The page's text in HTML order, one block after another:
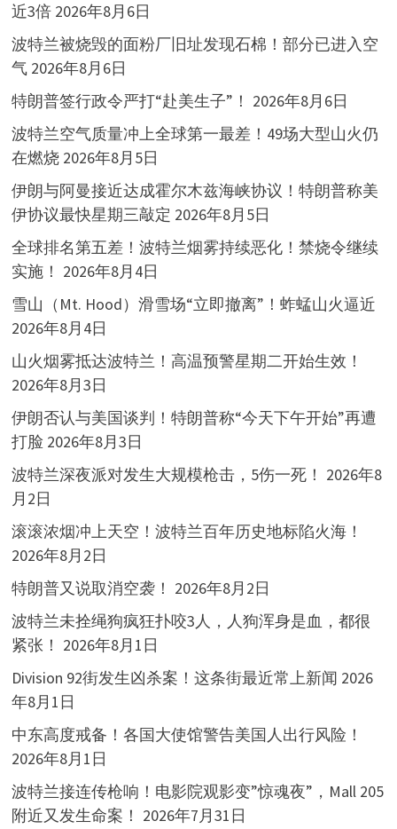
近3倍 2026年8月6日
波特兰被烧毁的面粉厂旧址发现石棉！部分已进入空
气 2026年8月6日
特朗普签行政令严打“赴美生子”！ 2026年8月6日
波特兰空气质量冲上全球第一最差！49场大型山火仍
在燃烧 2026年8月5日
伊朗与阿曼接近达成霍尔木兹海峡协议！特朗普称美
伊协议最快星期三敲定 2026年8月5日
全球排名第五差！波特兰烟雾持续恶化！禁烧令继续
实施！ 2026年8月4日
雪山（Mt. Hood）滑雪场“立即撤离”！蚱蜢山火逼近
2026年8月4日
山火烟雾抵达波特兰！高温预警星期二开始生效！
2026年8月3日
伊朗否认与美国谈判！特朗普称“今天下午开始”再遭
打脸 2026年8月3日
波特兰深夜派对发生大规模枪击，5伤一死！ 2026年8
月2日
滚滚浓烟冲上天空！波特兰百年历史地标陷火海！
2026年8月2日
特朗普又说取消空袭！ 2026年8月2日
波特兰未拴绳狗疯狂扑咬3人，人狗浑身是血，都很
紧张！ 2026年8月1日
Division 92街发生凶杀案！这条街最近常上新闻 2026
年8月1日
中东高度戒备！各国大使馆警告美国人出行风险！
2026年8月1日
波特兰接连传枪响！电影院观影变”惊魂夜”，Mall 205
附近又发生命案！ 2026年7月31日